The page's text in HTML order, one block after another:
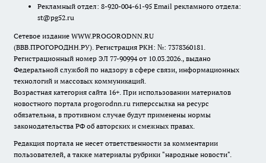
Рекламный отдел: 8-920-004-61-95 Email рекламного отдела:
st@pg52.ru
Сетевое издание WWW.PROGORODNN.RU
(ВВВ.ПРОГОРОДНН.РУ). Регистрация РКН: №: 7378360181.
Регистрационный номер ЭЛ 77-90994 от 10.03.2026., выдано
Федеральной службой по надзору в сфере связи, информационных
технологий и массовых коммуникаций.
Возрастная категория сайта 16+. При использовании материалов
новостного портала progorodnn.ru гиперссылка на ресурс
обязательна, в противном случае будут применены нормы
законодательства РФ об авторских и смежных правах.
Редакция портала не несет ответственности за комментарии
пользователей, а также материалы рубрики "народные новости".